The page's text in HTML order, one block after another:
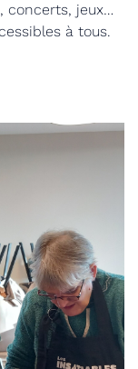
concerts, jeux…
à tous.